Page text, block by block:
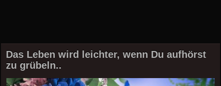
Das Leben wird leichter, wenn Du aufhörst
zu grübeln..